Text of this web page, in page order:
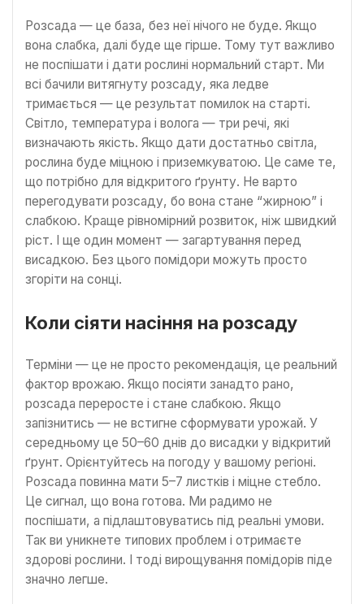
Розсада — це база, без неї нічого не буде. Якщо
вона слабка, далі буде ще гірше. Тому тут важливо
не поспішати і дати рослині нормальний старт. Ми
всі бачили витягнуту розсаду, яка ледве
тримається — це результат помилок на старті.
Світло, температура і волога — три речі, які
визначають якість. Якщо дати достатньо світла,
рослина буде міцною і приземкуватою. Це саме те,
що потрібно для відкритого ґрунту. Не варто
перегодувати розсаду, бо вона стане “жирною” і
слабкою. Краще рівномірний розвиток, ніж швидкий
ріст. І ще один момент — загартування перед
висадкою. Без цього помідори можуть просто
згоріти на сонці.
Коли сіяти насіння на розсаду
Терміни — це не просто рекомендація, це реальний
фактор врожаю. Якщо посіяти занадто рано,
розсада переросте і стане слабкою. Якщо
запізнитись — не встигне сформувати урожай. У
середньому це 50–60 днів до висадки у відкритий
ґрунт. Орієнтуйтесь на погоду у вашому регіоні.
Розсада повинна мати 5–7 листків і міцне стебло.
Це сигнал, що вона готова. Ми радимо не
поспішати, а підлаштовуватись під реальні умови.
Так ви уникнете типових проблем і отримаєте
здорові рослини. І тоді вирощування помідорів піде
значно легше.